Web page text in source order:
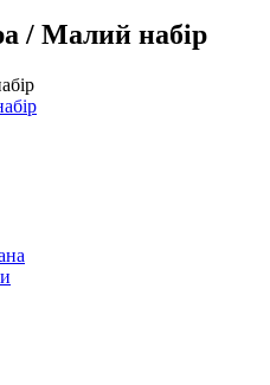
/ Малий набір